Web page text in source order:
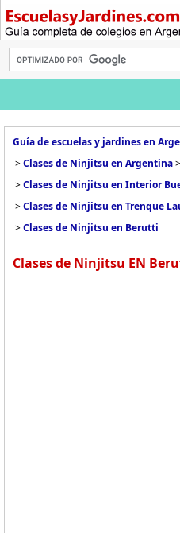
Guía de escuelas y jardines en
>Clases de Ninjitsu en Argentina>
>Clases de Ninjitsu en Interior
>Clases de Ninjitsu en Trenque
>Clases de Ninjitsu en Berutti
Clases de Ninjitsu EN